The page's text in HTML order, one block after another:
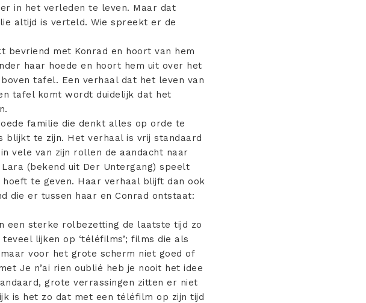
in het verleden te leven. Maar dat
altijd is verteld. Wie spreekt er de
bevriend met Konrad en hoort van hem
haar hoede en hoort hem uit over het
tafel. Een verhaal dat het leven van
tafel komt wordt duidelijk dat het
familie die denkt alles op orde te
te zijn. Het verhaal is vrij standaard
vele van zijn rollen de aandacht naar
(bekend uit Der Untergang) speelt
te geven. Haar verhaal blijft dan ook
die er tussen haar en Conrad ontstaat:
een sterke rolbezetting de laatste tijd zo
lijken op ‘téléfilms’; films die als
voor het grote scherm niet goed of
Je n’ai rien oublié heb je nooit het idee
grote verrassingen zitten er niet
is het zo dat met een téléfilm op zijn tijd